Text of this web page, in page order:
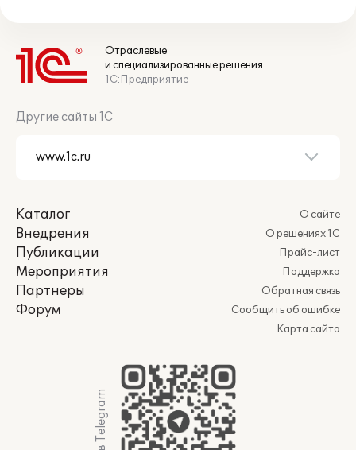
Отраслевые
и специализированные решения
1С:Предприятие
Другие сайты 1С
Каталог
Внедрения
Публикации
Мероприятия
Партнеры
Форум
О сайте
О решениях 1С
Прайс-лист
Поддержка
Обратная связь
Сообщить об ошибке
Карта сайта
Мы в Telegram